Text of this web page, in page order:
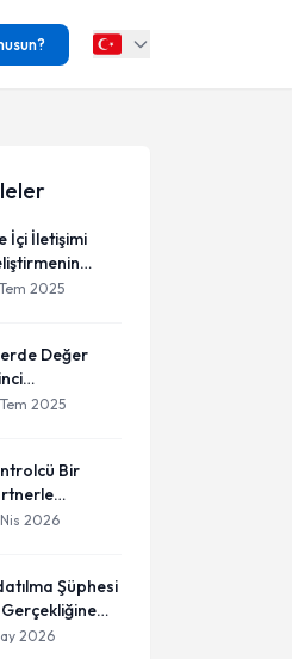
İçi İletişimi
2025
Değer
2025
Bir
Çizme
2026
Şüphesi
Çıkma
2026